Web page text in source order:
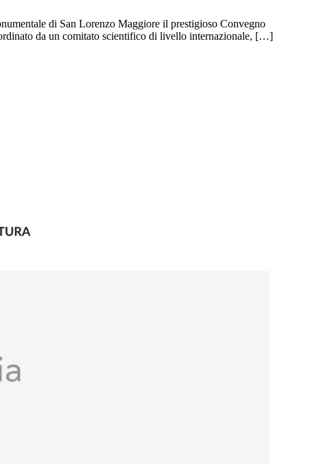
di San Lorenzo Maggiore il prestigioso Convegno
da un comitato scientifico di livello internazionale, […]